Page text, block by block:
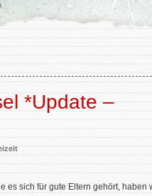
*Update –
es sich für gute Eltern gehört, haben